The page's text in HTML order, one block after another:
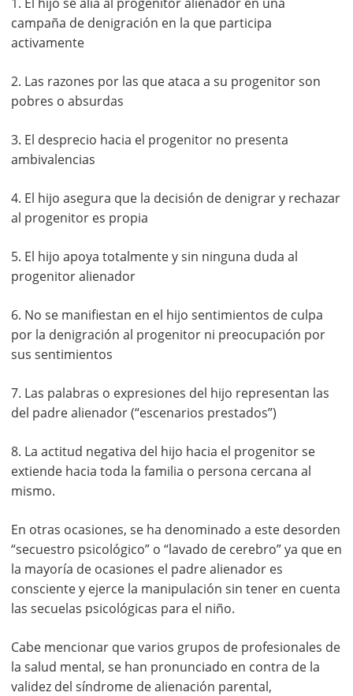
campaña de denigración en la que participa
activamente
2. Las razones por las que ataca a su progenitor son
pobres o absurdas
3. El desprecio hacia el progenitor no presenta
ambivalencias
4. El hijo asegura que la decisión de denigrar y rechazar
al progenitor es propia
5. El hijo apoya totalmente y sin ninguna duda al
progenitor alienador
6. No se manifiestan en el hijo sentimientos de culpa
por la denigración al progenitor ni preocupación por
sus sentimientos
7. Las palabras o expresiones del hijo representan las
del padre alienador (“escenarios prestados”)
8. La actitud negativa del hijo hacia el progenitor se
extiende hacia toda la familia o persona cercana al
mismo.
En otras ocasiones, se ha denominado a este desorden
“secuestro psicológico” o “lavado de cerebro” ya que en
la mayoría de ocasiones el padre alienador es
consciente y ejerce la manipulación sin tener en cuenta
las secuelas psicológicas para el niño.
Cabe mencionar que varios grupos de profesionales de
la salud mental, se han pronunciado en contra de la
validez del síndrome de alienación parental,